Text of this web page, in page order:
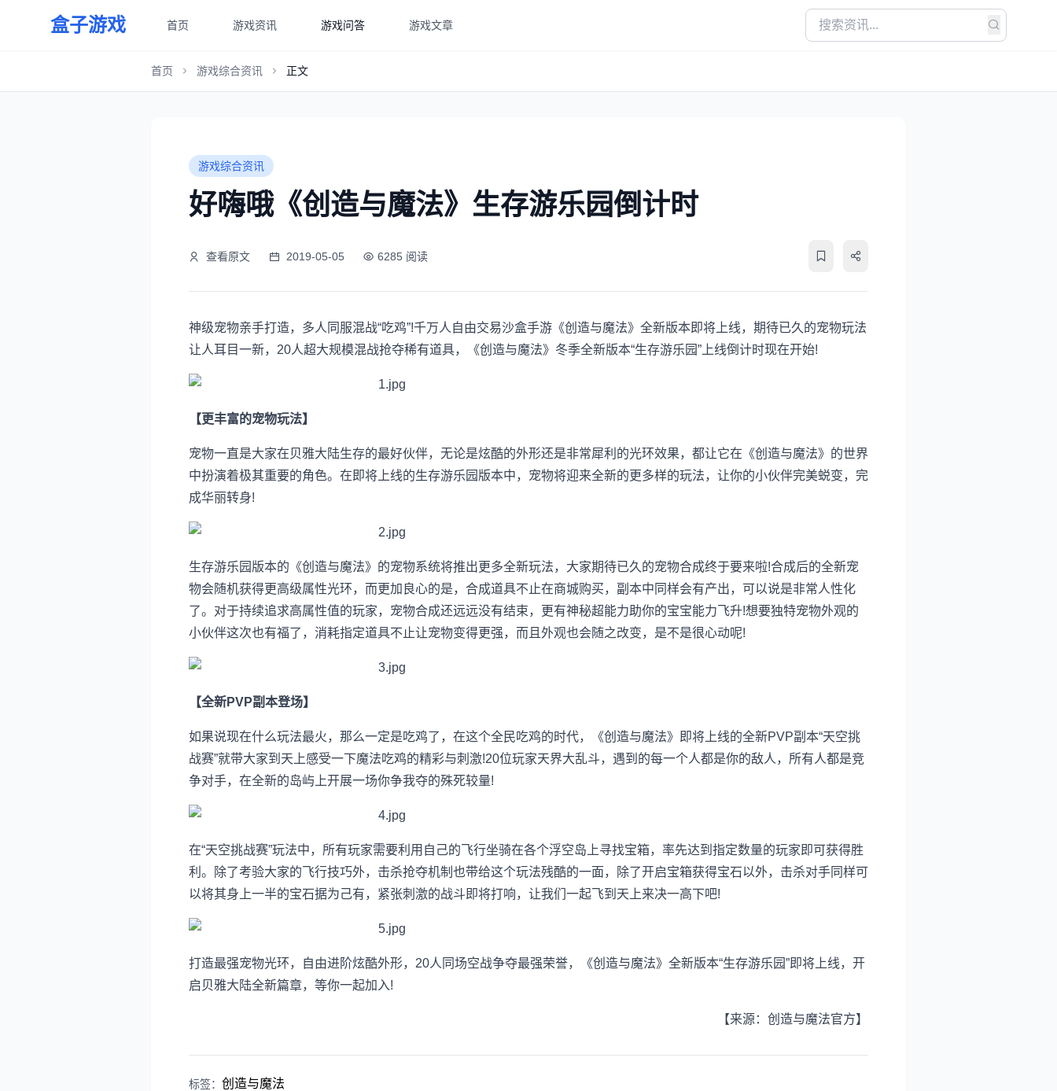
盒子游戏 首页 游戏资讯 游戏问答 游戏文章
首页 游戏综合资讯 正文
游戏综合资讯
好嗨哦《创造与魔法》生存游乐园倒计时
查看原文 2019-05-05 6285 阅读
神级宠物亲手打造，多人同服混战“吃鸡”!千万人自由交易沙盒手游《创造与魔法》全新版本即将上线，期待已久的宠物玩法
让人耳目一新，20人超大规模混战抢夺稀有道具，《创造与魔法》冬季全新版本“生存游乐园”上线倒计时现在开始!
【更丰富的宠物玩法】
宠物一直是大家在贝雅大陆生存的最好伙伴，无论是炫酷的外形还是非常犀利的光环效果，都让它在《创造与魔法》的世界
中扮演着极其重要的角色。在即将上线的生存游乐园版本中，宠物将迎来全新的更多样的玩法，让你的小伙伴完美蜕变，完
成华丽转身!
生存游乐园版本的《创造与魔法》的宠物系统将推出更多全新玩法，大家期待已久的宠物合成终于要来啦!合成后的全新宠
物会随机获得更高级属性光环，而更加良心的是，合成道具不止在商城购买，副本中同样会有产出，可以说是非常人性化
了。对于持续追求高属性值的玩家，宠物合成还远远没有结束，更有神秘超能力助你的宝宝能力飞升!想要独特宠物外观的
小伙伴这次也有福了，消耗指定道具不止让宠物变得更强，而且外观也会随之改变，是不是很心动呢!
【全新PVP副本登场】
如果说现在什么玩法最火，那么一定是吃鸡了，在这个全民吃鸡的时代，《创造与魔法》即将上线的全新PVP副本“天空挑
战赛”就带大家到天上感受一下魔法吃鸡的精彩与刺激!20位玩家天界大乱斗，遇到的每一个人都是你的敌人，所有人都是竞
争对手，在全新的岛屿上开展一场你争我夺的殊死较量!
在“天空挑战赛”玩法中，所有玩家需要利用自己的飞行坐骑在各个浮空岛上寻找宝箱，率先达到指定数量的玩家即可获得胜
利。除了考验大家的飞行技巧外，击杀抢夺机制也带给这个玩法残酷的一面，除了开启宝箱获得宝石以外，击杀对手同样可
以将其身上一半的宝石据为己有，紧张刺激的战斗即将打响，让我们一起飞到天上来决一高下吧!
打造最强宠物光环，自由进阶炫酷外形，20人同场空战争夺最强荣誉，《创造与魔法》全新版本“生存游乐园”即将上线，开
启贝雅大陆全新篇章，等你一起加入!
【来源：创造与魔法官方】
标签： 创造与魔法